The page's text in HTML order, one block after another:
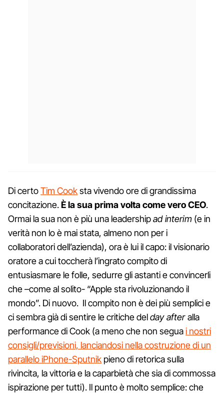
Di certoTim Cooksta vivendo ore di grandissima
concitazione.È la sua prima volta come vero CEO.
Ormai la sua non è più una leadershipad interim(e in
verità non lo è mai stata, almeno non per i
collaboratori dell’azienda), ora è lui il capo: il visionario
oratore a cui toccherà l’ingrato compito di
entusiasmare le folle, sedurre gli astanti e convincerli
che –come al solito- “Apple sta rivoluzionando il
mondo”. Di nuovo. Il compito non è dei più semplici e
ci sembra già di sentire le critiche delday afteralla
performance di Cook (a meno che non seguai nostri
consigli/previsioni, lanciandosi nella costruzione di un
parallelo iPhone-Sputnik pieno di retorica sulla
rivincita, la vittoria e la caparbietà che sia di commossa
ispirazione per tutti). Il punto è molto semplice: che